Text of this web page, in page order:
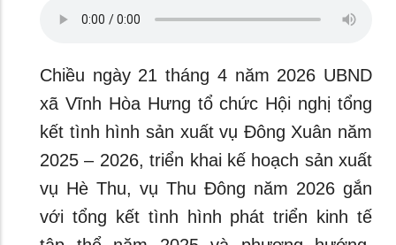
Chiều ngày 21 tháng 4 năm 2026 UBND
xã Vĩnh Hòa Hưng tổ chức Hội nghị tổng
kết tình hình sản xuất vụ Đông Xuân năm
2025 – 2026, triển khai kế hoạch sản xuất
vụ Hè Thu, vụ Thu Đông năm 2026 gắn
với tổng kết tình hình phát triển kinh tế